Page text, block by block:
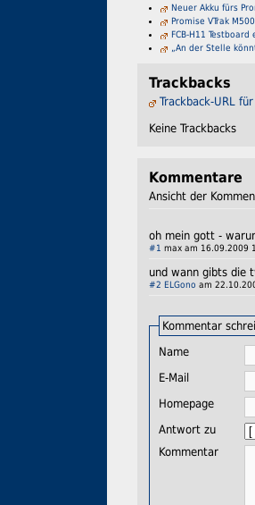
Neuer Akku fürs
Promise VTrak
FCB-H11
„An der Stelle
Trackbacks
Trackback-URL
Keine Trackbacks
Kommentare
Ansicht der
oh mein gott -
#1 max am 16.09.2009
und wann gibts die
#2 ELGono am
Kommentar
Name
E-Mail
Homepage
Antwort zu
Kommentar